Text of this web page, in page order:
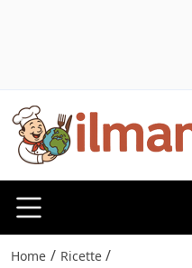
Home / Ricette /